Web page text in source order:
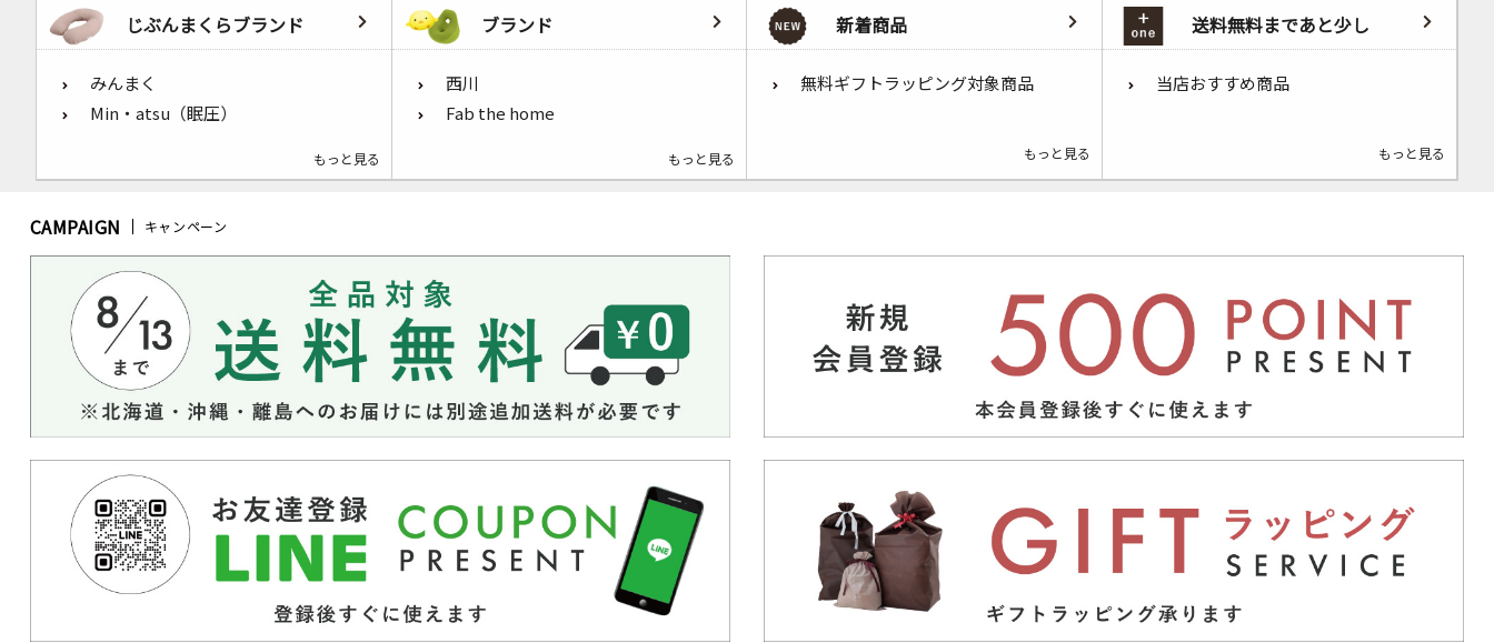
じぶんまくらブランド
みんまく
Min・atsu（眠圧）
もっと見る
ブランド
西川
Fab the home
もっと見る
新着商品
無料ギフトラッピング対象商品
もっと見る
送料無料まであと少し
当店おすすめ商品
もっと見る
CAMPAIGN キャンペーン